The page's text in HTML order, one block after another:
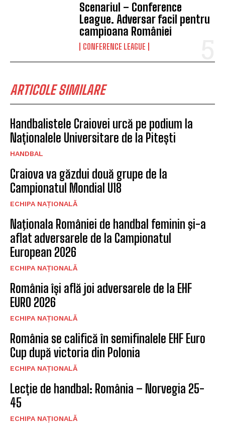
Scenariul – Conference
League. Adversar facil pentru
campioana României
CONFERENCE LEAGUE
ARTICOLE SIMILARE
Handbalistele Craiovei urcă pe podium la
Naționalele Universitare de la Pitești
HANDBAL
Craiova va găzdui două grupe de la
Campionatul Mondial U18
ECHIPA NAȚIONALĂ
Naţionala României de handbal feminin şi-a
aflat adversarele de la Campionatul
European 2026
ECHIPA NAȚIONALĂ
România își află joi adversarele de la EHF
EURO 2026
ECHIPA NAȚIONALĂ
România se califică în semifinalele EHF Euro
Cup după victoria din Polonia
ECHIPA NAȚIONALĂ
Lecție de handbal: România – Norvegia 25-
45
ECHIPA NAȚIONALĂ